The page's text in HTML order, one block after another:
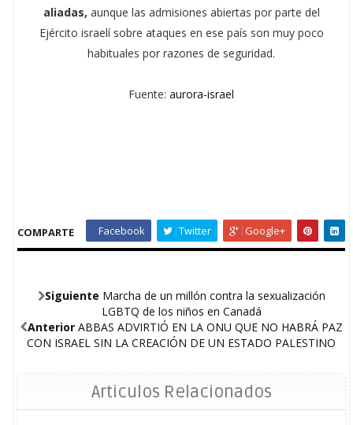
aliadas, aunque las admisiones abiertas por parte del
Ejército israelí sobre ataques en ese país son muy poco
habituales por razones de seguridad.
Fuente:aurora-israel
COMPARTE Facebook Twitter Google+
Siguiente Marcha de un millón contra la sexualización
LGBTQ de los niños en Canadá
Anterior ABBAS ADVIRTIÓ EN LA ONU QUE NO HABRÁ PAZ
CON ISRAEL SIN LA CREACIÓN DE UN ESTADO PALESTINO
Articulos Relacionados